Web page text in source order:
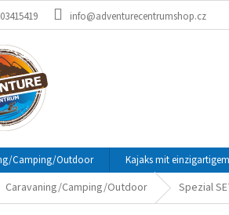
info@adventurecentrumshop.cz
Camping/Outdoor Kajaks mit
Caravaning/Camping/Outdoor Spezial